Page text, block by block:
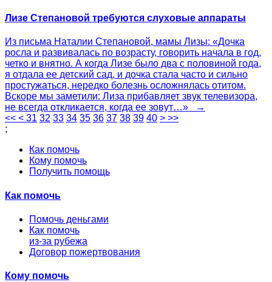
Лизе Степановой требуются слуховые аппараты
Из письма Наталии Степановой, мамы Лизы: «Дочка
росла и развивалась по возрасту, говорить начала в год,
четко и внятно. А когда Лизе было два с половиной года,
я отдала ее детский сад, и дочка стала часто и сильно
простужаться, нередко болезнь осложнялась отитом.
Вскоре мы заметили: Лиза прибавляет звук телевизора,
не всегда откликается, когда ее зовут…» →
<< < 31 32 33 34 35 36 37 38 39 40 > >>
;
Как помочь
Кому помочь
Получить помощь
Как помочь
Помочь деньгами
Как помочь
из-за рубежа
Договор пожертвования
Кому помочь